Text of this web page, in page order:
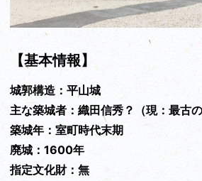
【基本情報】
城郭構造：平山城
主な築城者：織田信秀？（現：最古の
築城年：室町時代末期
廃城：1600年
指定文化財：無